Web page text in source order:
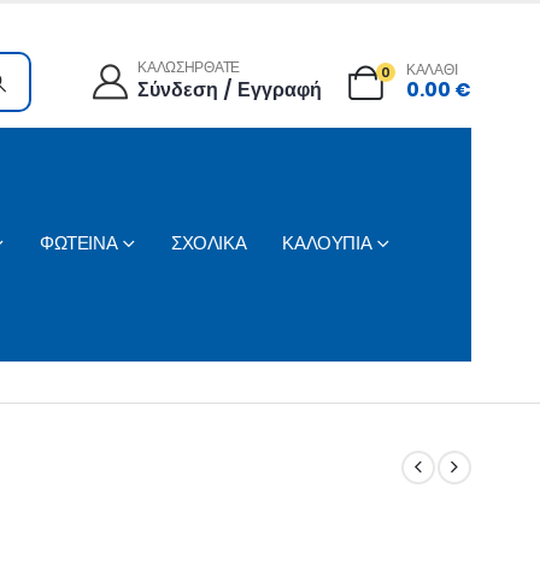
ΚΑΛΩΣΗΡΘΑΤΕ
Σύνδεση / Εγγραφή
0 ΚΑΛΑΘΙ
0.00 €
ΦΩΤΕΙΝΑ ΣΧΟΛΙΚΑ ΚΑΛΟΥΠΙΑ